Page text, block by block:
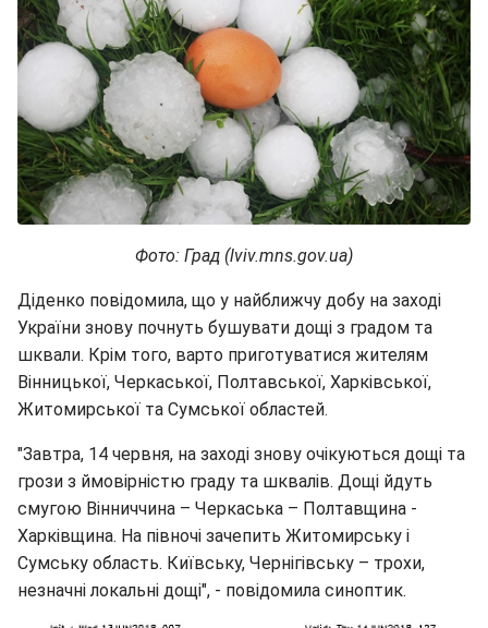
Фото: Град (lviv.mns.gov.ua)
Діденко повідомила, що у найближчу добу на заході
України знову почнуть бушувати дощі з градом та
шквали. Крім того, варто приготуватися жителям
Вінницької, Черкаської, Полтавської, Харківської,
Житомирської та Сумської областей.
"Завтра, 14 червня, на заході знову очікуються дощі та
грози з ймовірністю граду та шквалів. Дощі йдуть
смугою Вінниччина – Черкаська – Полтавщина -
Харківщина. На півночі зачепить Житомирську і
Сумську область. Київську, Чернігівську – трохи,
незначні локальні дощі", - повідомила синоптик.